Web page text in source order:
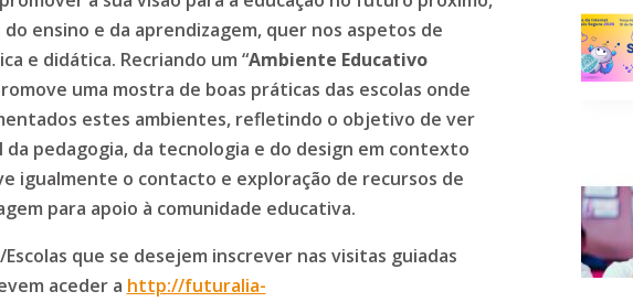
ensino e da aprendizagem, quer nos aspetos de
e didática. Recriando um “Ambiente Educativo
uma mostra de boas práticas das escolas onde
estes ambientes, refletindo o objetivo de ver
da pedagogia, da tecnologia e do design em contexto
igualmente o contacto e exploração de recursos de
para apoio à comunidade educativa.
que se desejem inscrever nas visitas guiadas
aceder a http://futuralia-